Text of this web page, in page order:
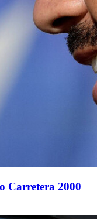
Carretera 2000